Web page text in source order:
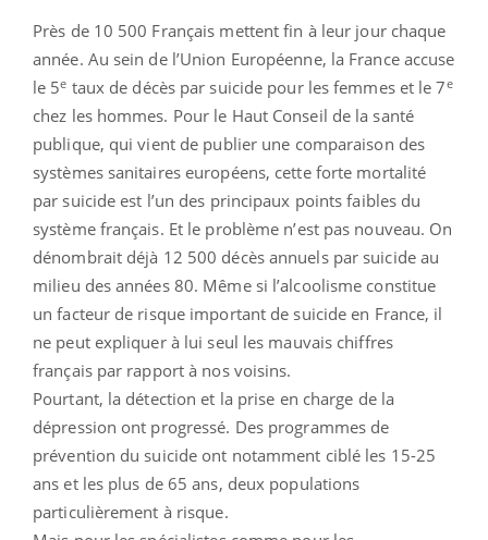
Près de 10 500 Français mettent fin à leur jour chaque
année. Au sein de l’Union Européenne, la France accuse
le 5e taux de décès par suicide pour les femmes et le 7e
chez les hommes. Pour le Haut Conseil de la santé
publique, qui vient de publier une comparaison des
systèmes sanitaires européens, cette forte mortalité
par suicide est l’un des principaux points faibles du
système français. Et le problème n’est pas nouveau. On
dénombrait déjà 12 500 décès annuels par suicide au
milieu des années 80. Même si l’alcoolisme constitue
un facteur de risque important de suicide en France, il
ne peut expliquer à lui seul les mauvais chiffres
français par rapport à nos voisins.
Pourtant, la détection et la prise en charge de la
dépression ont progressé. Des programmes de
prévention du suicide ont notamment ciblé les 15-25
ans et les plus de 65 ans, deux populations
particulièrement à risque.